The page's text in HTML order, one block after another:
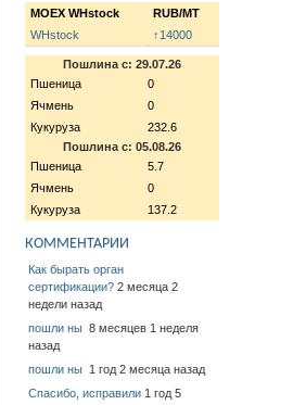
MOEX WHstock
RUB/MT
WHstock
↑14000
Пошлина с: 29.07.26
Пшеница
0
Ячмень
0
Кукуруза
232.6
Пошлина с: 05.08.26
Пшеница
5.7
Ячмень
0
Кукуруза
137.2
КОММЕНТАРИИ
Как бырать орган
сертификации? 2 месяца 2
недели назад
пошли ны 8 месяцев 1 неделя
назад
пошли ны 1 год 2 месяца назад
Спасибо, исправили 1 год 5